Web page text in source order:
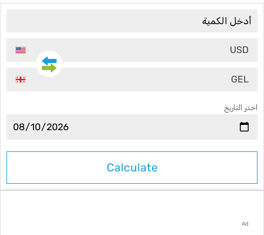
USD
GEL
اختر التاريخ
Ad